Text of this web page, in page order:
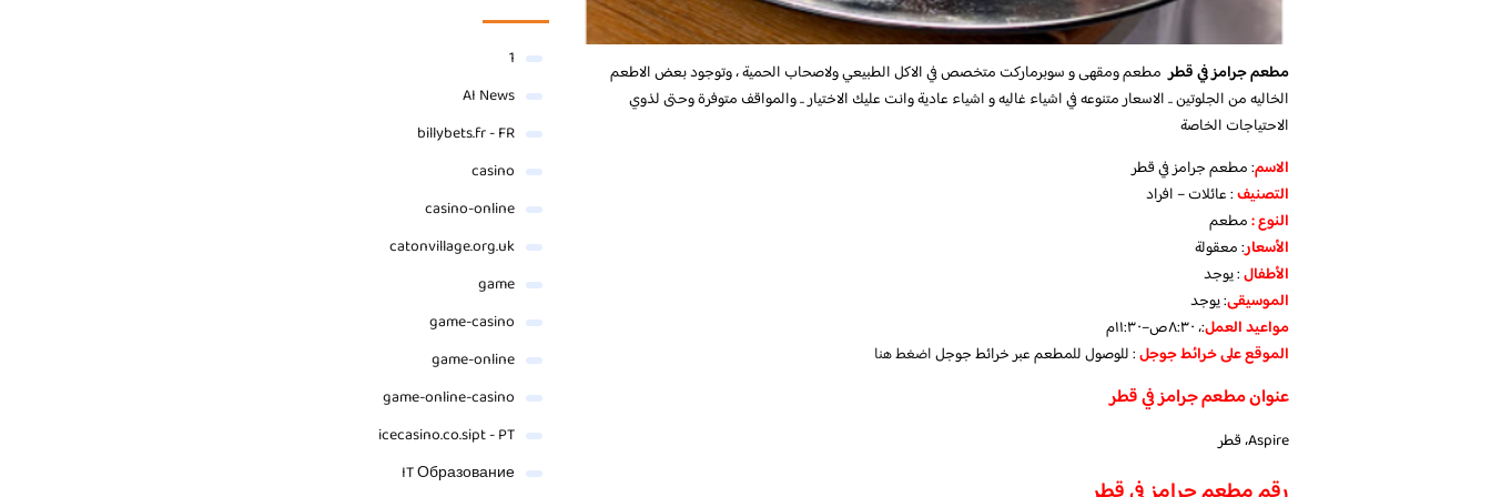
مطعم جرامز في قطرمطعم ومقهى و سوبرماركت متخصص في الاكل الطبيعي ولاصحاب الحمية ، وتوجود بعض الاطعم
الخاليه من الجلوتين .. الاسعار متنوعه في اشياء غاليه و اشياء عادية وانت عليك الاختيار .. والمواقف متوفرة وحتى لذوي
الاحتياجات الخاصة
الاسم: مطعم جرامز في قطر
التصنيف: عائلات – افراد
النوع :مطعم
الأسعار:معقولة
الأطفال:يوجد
الموسيقى:يوجد
مواعيد العمل:، ٨:٣٠ص–١١:٣٠م
الموقع على خرائط جوجل: للوصول للمطعم عبر خرائط جوجلاضغط هنا
عنوان مطعم جرامز في قطر
Aspire، قطر
1
AI News
billybets.fr - FR
casino
casino-online
catonvillage.org.uk
game
game-casino
game-online
game-online-casino
icecasino.co.sipt - PT
IT Образование